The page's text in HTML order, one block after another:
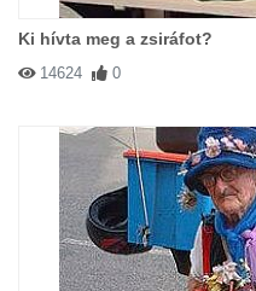
Ki hívta meg a zsiráfot?
14624 0